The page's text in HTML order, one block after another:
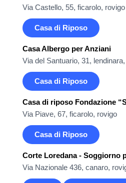
Via Castello, 55, ficarolo, rovigo
Casa di Riposo
Casa Albergo per Anziani
Via del Santuario, 31,
Casa di Riposo
Casa di riposo Fondazione
Via Piave, 67, ficarolo, rovigo
Casa di Riposo
Corte Loredana - Soggiorno
Via Nazionale 436, canaro,